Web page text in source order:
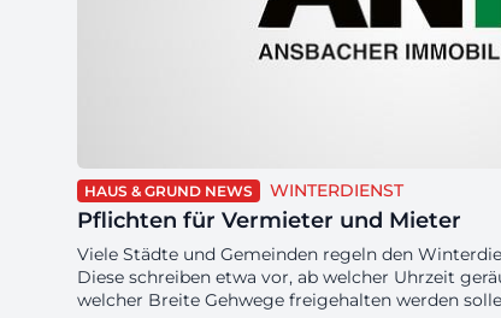
HAUS & GRUND NEWS WINTERDIENST
Pflichten für Vermieter und Mieter
Viele Städte und Gemeinden regeln den
Diese schreiben etwa vor, ab welcher Uhrzeit
welcher Breite Gehwege freigehalten werden